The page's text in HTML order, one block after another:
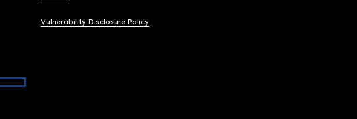
Vulnerability Disclosure Policy